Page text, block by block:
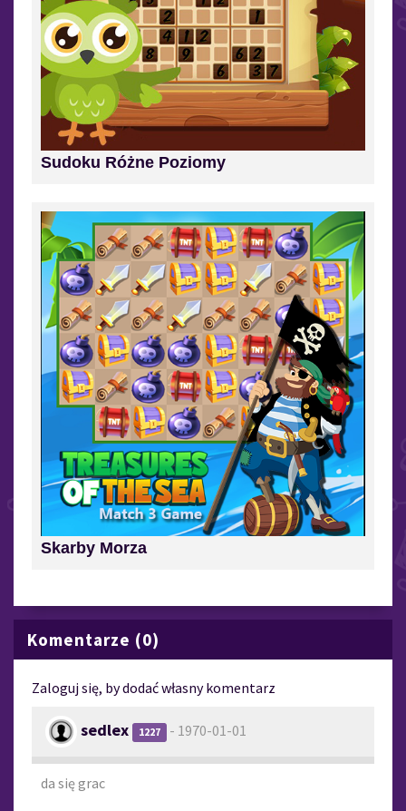
Sudoku Różne Poziomy
Skarby Morza
Komentarze (0)
Zaloguj się, by dodać własny komentarz
sedlex 1227 - 1970-01-01
da się grac